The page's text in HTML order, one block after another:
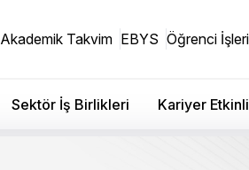
Akademik Takvim EBYS Öğrenci İşleri
Sektör İş Birlikleri Kariyer